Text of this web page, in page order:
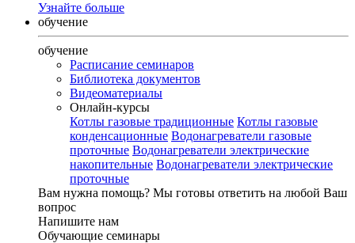
Узнайте больше
обучение
обучение
Расписание семинаров
Библиотека документов
Видеоматериалы
Онлайн-курсы
Котлы газовые традиционные Котлы газовые
конденсационные Водонагреватели газовые
проточные Водонагреватели электрические
накопительные Водонагреватели электрические
проточные
Вам нужна помощь? Мы готовы ответить на любой Ваш
вопрос
Напишите нам
Обучающие семинары